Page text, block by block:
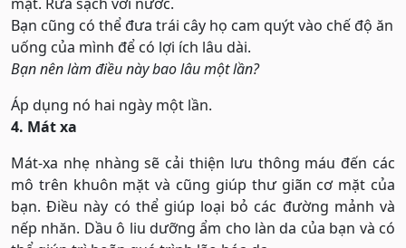
Bạn cũng có thể đưa trái cây họ cam quýt vào chế độ ăn
uống của mình để có lợi ích lâu dài.
Bạn nên làm điều này bao lâu một lần?
Áp dụng nó hai ngày một lần.
4. Mát xa
Mát-xa nhẹ nhàng sẽ cải thiện lưu thông máu đến các
mô trên khuôn mặt và cũng giúp thư giãn cơ mặt của
bạn. Điều này có thể giúp loại bỏ các đường mảnh và
nếp nhăn. Dầu ô liu dưỡng ẩm cho làn da của bạn và có